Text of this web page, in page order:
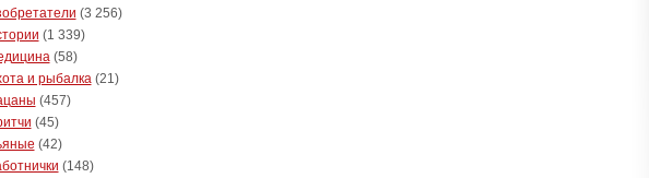
(3 256)
(1 339)
(58)
и рыбалка(21)
(457)
(45)
(42)
(148)